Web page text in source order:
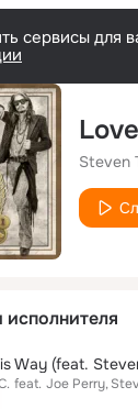
сервисы для
Steven
исполнителя
Way (feat.
feat. Joe Perry